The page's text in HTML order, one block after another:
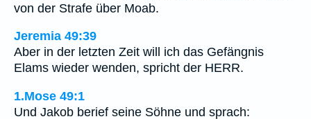
von der Strafe über Moab.
Jeremia 49:39
Aber in der letzten Zeit will ich das Gefängnis
Elams wieder wenden, spricht der HERR.
1.Mose 49:1
Und Jakob berief seine Söhne und sprach: